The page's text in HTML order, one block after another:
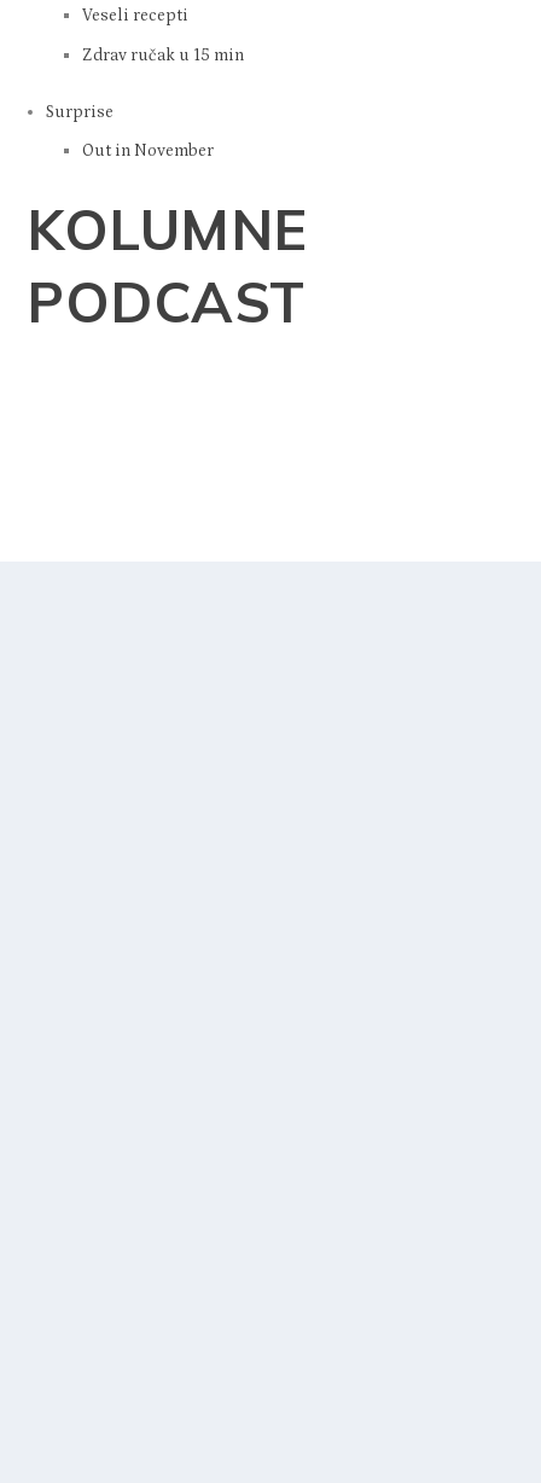
Veseli recepti
Zdrav ručak u 15 min
Surprise
Out in November
KOLUMNE
PODCAST